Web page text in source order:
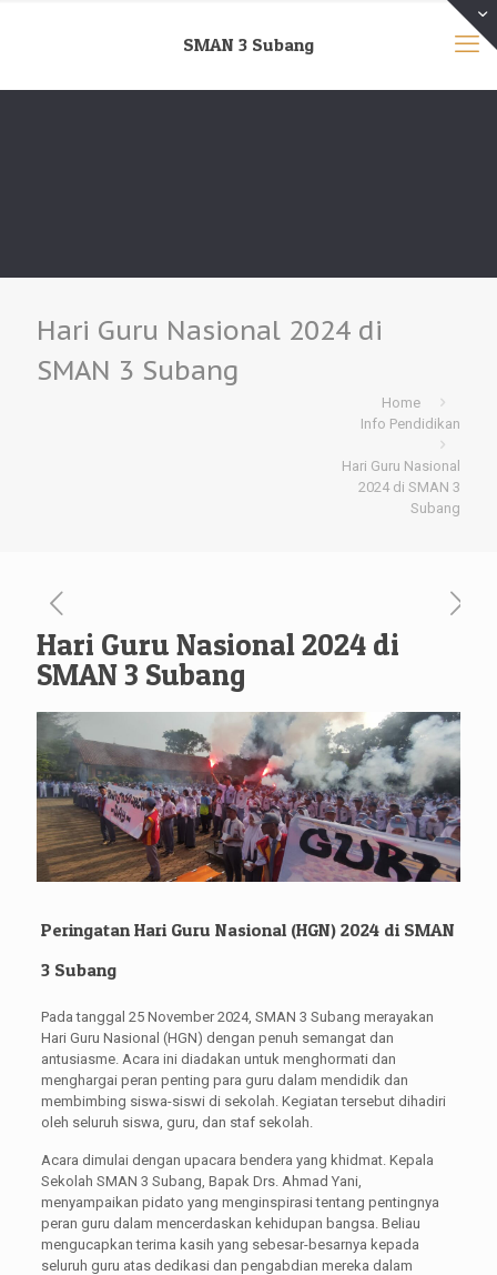
SMAN 3 Subang
Hari Guru Nasional 2024 di
SMAN 3 Subang
Home
Info Pendidikan
Hari Guru Nasional
2024 di SMAN 3
Subang
Hari Guru Nasional 2024 di
SMAN 3 Subang
Peringatan Hari Guru Nasional (HGN) 2024 di SMAN
3 Subang
Pada tanggal 25 November 2024, SMAN 3 Subang merayakan
Hari Guru Nasional (HGN) dengan penuh semangat dan
antusiasme. Acara ini diadakan untuk menghormati dan
menghargai peran penting para guru dalam mendidik dan
membimbing siswa-siswi di sekolah. Kegiatan tersebut dihadiri
oleh seluruh siswa, guru, dan staf sekolah.
Acara dimulai dengan upacara bendera yang khidmat. Kepala
Sekolah SMAN 3 Subang, Bapak Drs. Ahmad Yani,
menyampaikan pidato yang menginspirasi tentang pentingnya
peran guru dalam mencerdaskan kehidupan bangsa. Beliau
mengucapkan terima kasih yang sebesar-besarnya kepada
seluruh guru atas dedikasi dan pengabdian mereka dalam